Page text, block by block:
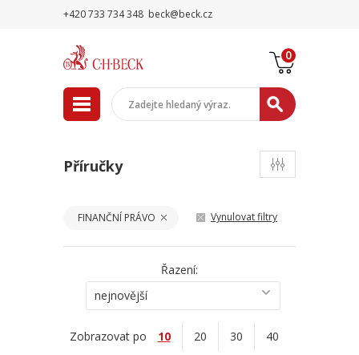
+420 733 734 348 beck@beck.cz
0
Příručky
FINANČNÍ PRÁVO Vynulovat filtry
Řazení:
nejnovější
Zobrazovat po 10 20 30 40